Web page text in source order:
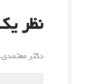
نظر
دکتر